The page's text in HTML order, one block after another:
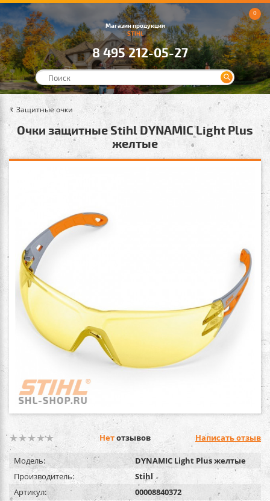
Магазин продукции
STIHL
8 495 212-05-27
0
Защитные очки
Очки защитные Stihl DYNAMIC Light Plus
желтые
Нетотзывов Написать отзыв
Модель:
DYNAMIC Light Plus желтые
Производитель:
Stihl
Артикул:
00008840372